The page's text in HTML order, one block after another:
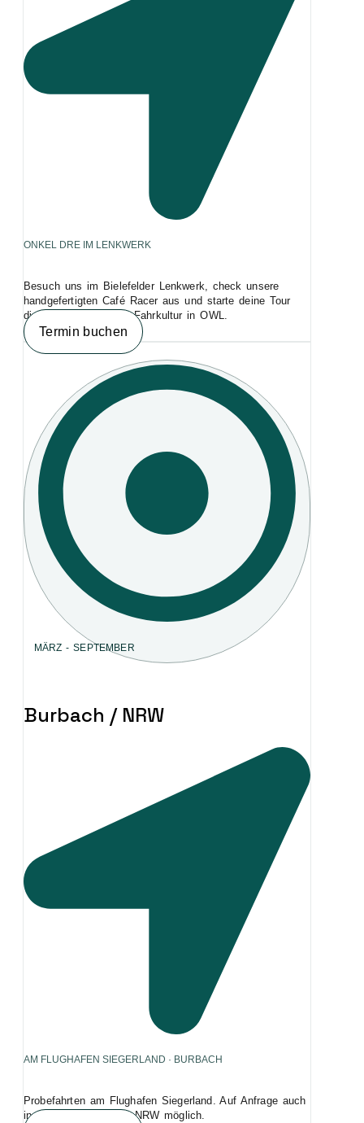
ONKEL DRE IM LENKWERK
Besuch uns im Bielefelder Lenkwerk, check unsere
handgefertigten Café Racer aus und starte deine Tour
direkt am Hotspot für Fahrkultur in OWL.
Termin buchen
MÄRZ - SEPTEMBER
Burbach / NRW
AM FLUGHAFEN SIEGERLAND · BURBACH
Probefahrten am Flughafen Siegerland. Auf Anfrage auch
in anderen Städten in NRW möglich.